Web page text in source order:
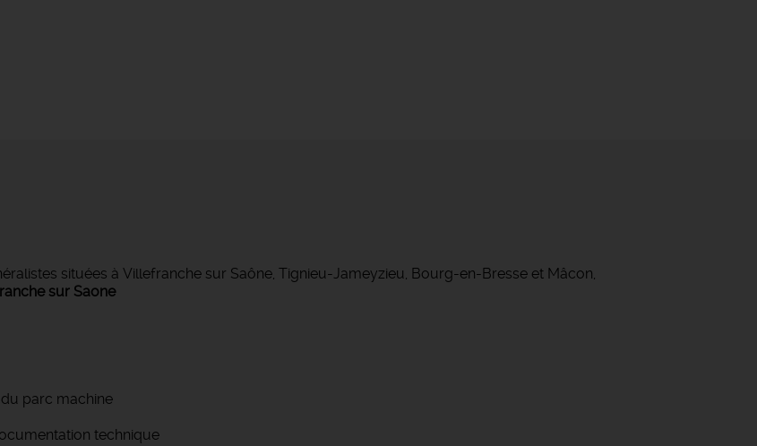
situées à Villefranche sur Saône, Tignieu-Jameyzieu, Bourg-en-Bresse et Mâcon,
sur Saone
parc machine
technique